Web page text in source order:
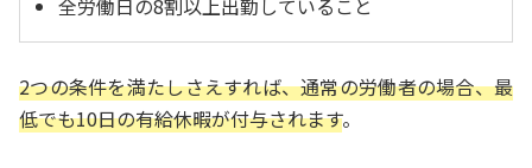
全労働日の8割以上出勤していること
2つの条件を満たしさえすれば、通常の労働者の場合、最
低でも10日の有給休暇が付与されます。